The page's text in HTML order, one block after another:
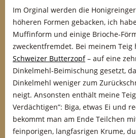
Im Orginal werden die
höheren Formen gebacken, ich
Muffinform und einige Brioche-
zweckentfremdet. Bei meinem Teig
Schweizer Butterzopf– auf eine
Dinkelmehl-Beimischung gesetzt,
Dinkelmehl weniger zum
neigt. Ansonsten enthält meine
Verdächtigen”: Biga, etwas Ei und
bekommt man am Ende Teilchen
feinporigen, langfasrigen Krume,